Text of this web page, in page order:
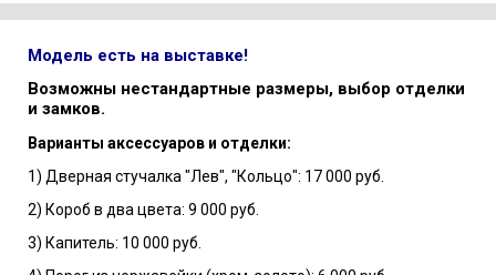
Модель есть на выставке!
Возможны нестандартные размеры, выбор отделки
и замков.
Варианты аксессуаров и отделки:
1) Дверная стучалка "Лев", "Кольцо": 17 000 руб.
2) Короб в два цвета: 9 000 руб.
3) Капитель: 10 000 руб.